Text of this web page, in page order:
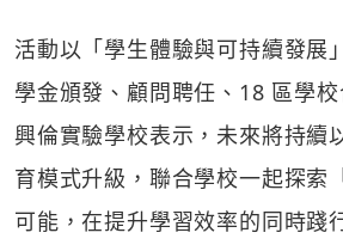
活動以「學生體驗與可持續發展
學金頒發、顧問聘任、18 區學校
興倫實驗學校表示，未來將持續
育模式升級，聯合學校一起探索
可能，在提升學習效率的同時踐